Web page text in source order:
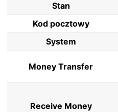
Stan
Kod pocztowy
System
Money Transfer
Receive Money